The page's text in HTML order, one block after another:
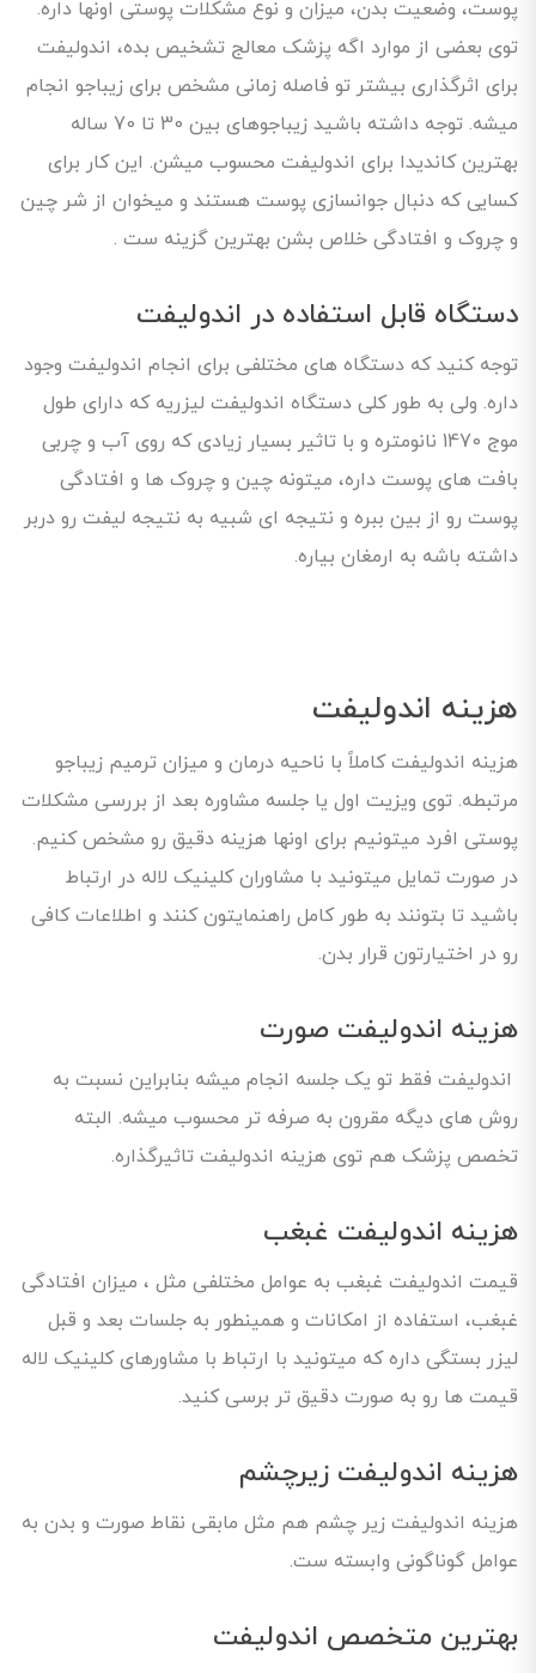
پوست، وضعیت بدن، میزان و نوع مشکلات پوستی اونها داره.
توی بعضی از موارد اگه پزشک معالج تشخیص بده، اندولیفت
برای اثرگذاری بیشتر تو فاصله زمانی مشخص برای زیباجو انجام
میشه. توجه داشته باشید زیباجوهای بین 30 تا 70 ساله
بهترین کاندیدا برای اندولیفت محسوب میشن. این کار برای
کسایی که دنبال جوانسازی پوست هستند و میخوان از شر چین
و چروک و افتادگی خلاص بشن بهترین گزینه ست .
دستگاه قابل استفاده در اندولیفت
توجه کنید که دستگاه های مختلفی برای انجام اندولیفت وجود
داره. ولی به طور کلی دستگاه اندولیفت لیزریه که دارای طول
موج 1470 نانومتره و با تاثیر بسیار زیادی که روی آب و چربی
بافت های پوست داره، میتونه چین و چروک ها و افتادگی
پوست رو از بین ببره و نتیجه ای شبیه به نتیجه لیفت رو دربر
داشته باشه به ارمغان بیاره.
هزینه اندولیفت
هزینه اندولیفت کاملاً با ناحیه درمان و میزان ترمیم زیباجو
مرتبطه. توی ویزیت اول یا جلسه مشاوره بعد از بررسی مشکلات
پوستی افرد میتونیم برای اونها هزینه دقیق رو مشخص کنیم.
در صورت تمایل میتونید با مشاوران کلینیک لاله در ارتباط
باشید تا بتونند به طور کامل راهنمایتون کنند و اطلاعات کافی
رو در اختیارتون قرار بدن.
هزینه اندولیفت صورت
اندولیفت فقط تو یک جلسه انجام میشه بنابراین نسبت به
روش ‌های دیگه مقرون به صرفه‌ تر محسوب میشه. البته
تخصص پزشک هم توی هزینه اندولیفت تاثیرگذاره.
هزینه اندولیفت غبغب
قیمت اندولیفت غبغب به عوامل مختلفی مثل ، میزان افتادگی
غبغب، استفاده از امکانات و همینطور به جلسات بعد و قبل
لیزر بستگی داره که میتونید با ارتباط با مشاورهای کلینیک لاله
قیمت ها رو به صورت دقیق تر برسی کنید.
هزینه اندولیفت زیرچشم
هزینه اندولیفت زیر چشم هم مثل مابقی نقاط صورت و بدن به
عوامل گوناگونی وابسته ست.
بهترین متخصص اندولیفت